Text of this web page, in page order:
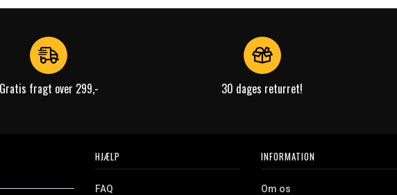
Gratis fragt over 299,- 30 dages returret!
HJÆLP
FAQ
INFORMATION
Om os